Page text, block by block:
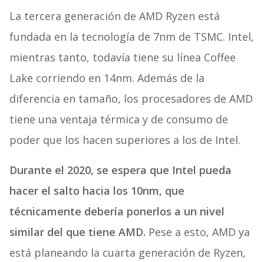
La tercera generación de AMD Ryzen está
fundada en la tecnología de 7nm de TSMC. Intel,
mientras tanto, todavía tiene su línea Coffee
Lake corriendo en 14nm. Además de la
diferencia en tamaño, los procesadores de AMD
tiene una ventaja térmica y de consumo de
poder que los hacen superiores a los de Intel.
Durante el 2020, se espera que Intel pueda
hacer el salto hacia los 10nm, que
técnicamente debería ponerlos a un nivel
similar del que tiene AMD. Pese a esto, AMD ya
está planeando la cuarta generación de Ryzen,